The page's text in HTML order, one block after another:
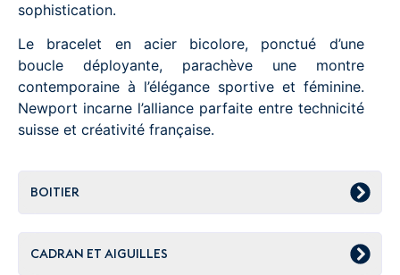
sophistication.
Le bracelet en acier bicolore, ponctué d’une
boucle déployante, parachève une montre
contemporaine à l’élégance sportive et féminine.
Newport incarne l’alliance parfaite entre technicité
suisse et créativité française.
BOITIER
CADRAN ET AIGUILLES